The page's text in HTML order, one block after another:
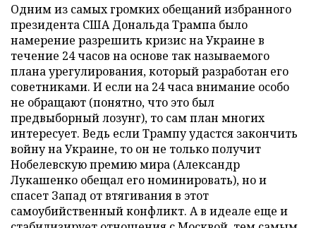
Одним из самых громких обещаний избранного
президента США Дональда Трампа было
намерение разрешить кризис на Украине в
течение 24 часов на основе так называемого
плана урегулирования, который разработан его
советниками. И если на 24 часа внимание особо
не обращают (понятно, что это был
предвыборный лозунг), то сам план многих
интересует. Ведь если Трампу удастся закончить
войну на Украине, то он не только получит
Нобелевскую премию мира (Александр
Лукашенко обещал его номинировать), но и
спасет Запад от втягивания в этот
самоубийственный конфликт. А в идеале еще и